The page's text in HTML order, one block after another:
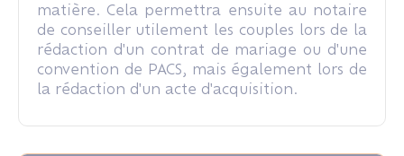
matière. Cela permettra ensuite au notaire
de conseiller utilement les couples lors de la
rédaction d'un contrat de mariage ou d'une
convention de PACS, mais également lors de
la rédaction d'un acte d'acquisition.